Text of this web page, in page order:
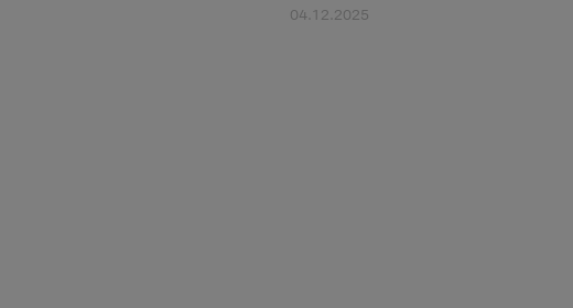
04.12.2025